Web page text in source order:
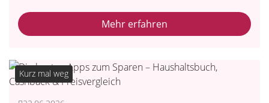
Mehr erfahren
Kurz mal weg